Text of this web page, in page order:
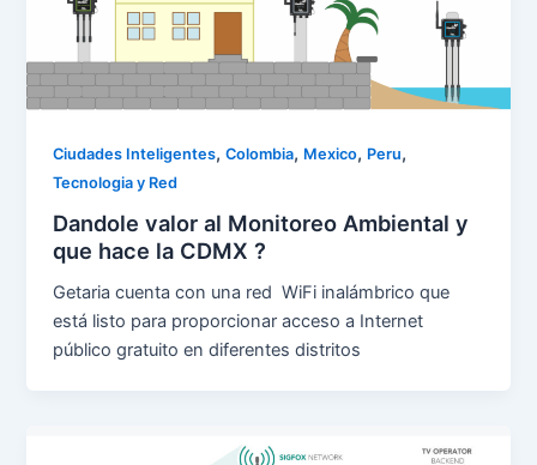
Ciudades Inteligentes,Colombia, Mexico, Peru,
Tecnologia y Red
Dandole valor al Monitoreo Ambiental y
que hace la CDMX ?
Getaria cuenta con una red WiFi inalámbrico que
está listo para proporcionar acceso a Internet
público gratuito en diferentes distritos